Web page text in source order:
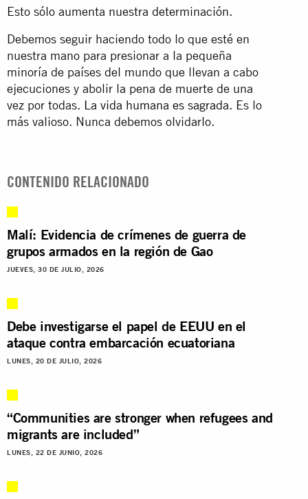
Esto sólo aumenta nuestra determinación.
Debemos seguir haciendo todo lo que esté en
nuestra mano para presionar a la pequeña
minoría de países del mundo que llevan a cabo
ejecuciones y abolir la pena de muerte de una
vez por todas. La vida humana es sagrada. Es lo
más valioso. Nunca debemos olvidarlo.
CONTENIDO RELACIONADO
Malí: Evidencia de crímenes de guerra de
grupos armados en la región de Gao
JUEVES, 30 DE JULIO, 2026
Debe investigarse el papel de EEUU en el
ataque contra embarcación ecuatoriana
LUNES, 20 DE JULIO, 2026
“Communities are stronger when refugees and
migrants are included”
LUNES, 22 DE JUNIO, 2026